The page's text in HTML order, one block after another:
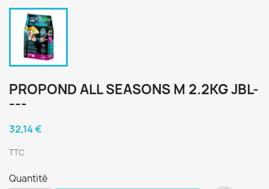
PROPOND ALL SEASONS M 2.2KG JBL-
---
32,14 €
TTC
Quantité